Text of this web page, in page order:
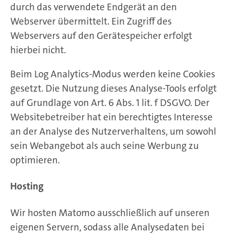
durch das verwendete Endgerät an den
Webserver übermittelt. Ein Zugriff des
Webservers auf den Gerätespeicher erfolgt
hierbei nicht.
Beim Log Analytics-Modus werden keine Cookies
gesetzt. Die Nutzung dieses Analyse-Tools erfolgt
auf Grundlage von Art. 6 Abs. 1 lit. f DSGVO. Der
Websitebetreiber hat ein berechtigtes Interesse
an der Analyse des Nutzerverhaltens, um sowohl
sein Webangebot als auch seine Werbung zu
optimieren.
Hosting
Wir hosten Matomo ausschließlich auf unseren
eigenen Servern, sodass alle Analysedaten bei